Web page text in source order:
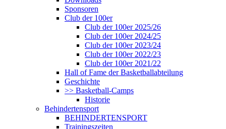
Sponsoren
Club der 100er
Club der 100er 2025/26
Club der 100er 2024/25
Club der 100er 2023/24
Club der 100er 2022/23
Club der 100er 2021/22
Hall of Fame der Basketballabteilung
Geschichte
>> Basketball-Camps
Historie
Behindertensport
BEHINDERTENSPORT
Trainingszeiten